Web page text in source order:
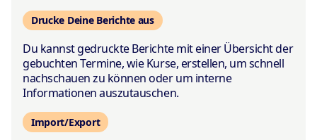
Drucke Deine Berichte aus
Du kannst gedruckte Berichte mit einer Übersicht der
gebuchten Termine, wie Kurse, erstellen, um schnell
nachschauen zu können oder um interne
Informationen auszutauschen.
Import/Export